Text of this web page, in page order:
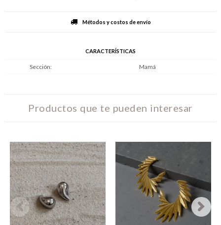
Métodos y costos de envío
CARACTERÍSTICAS
Sección Mamá
Productos que te pueden interesar